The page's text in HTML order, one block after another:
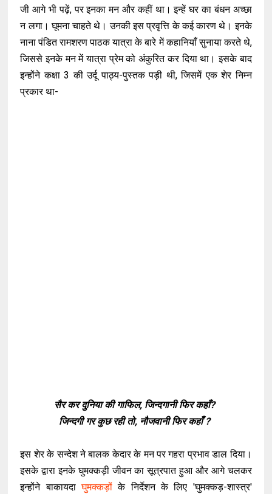
जी आगे भी पढ़ें, पर इनका मन और कहीं था। इन्हें घर का बंधन अच्छा
न लगा। घूमना चाहते थे। उनकी इस प्रवृत्ति के कई कारण थे। इनके
नाना पंडित रामशरण पाठक यात्रा के बारे में कहानियाँ सुनाया करते थे,
जिससे इनके मन में यात्रा प्रेम को अंकुरित कर दिया था। इसके बाद
इन्होंने कक्षा 3 की उर्दू पाठ्य-पुस्तक पड़ी थी, जिसमें एक शेर निम्न
प्रकार था-
सैर कर दुनिया की गाफिल, जिन्दगानी फिर कहाँ?
जिन्दगी गर कुछ रही तो, नौजवानी फिर कहाँ ?
इस शेर के सन्देश ने बालक केदार के मन पर गहरा प्रभाव डाल दिया।
इसके द्वारा इनके घुमक्कड़ी जीवन का सूत्रपात हुआ और आगे चलकर
इन्होंने बाकायदाघुमक्कड़ों के निर्देशन के लिए 'घुमक्कड़-शास्त्र'